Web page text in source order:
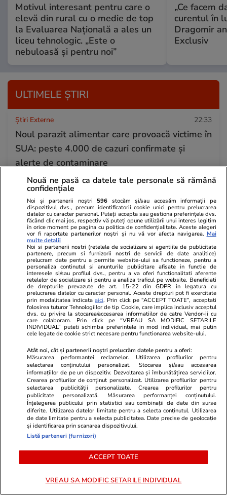
Motivul interesant pentru care o
elevă din rural cu o medie de top
la Evaluarea Națională a ales un
liceu tehnologic. „Este o
nebuloasă și pentru noi”
„Ce facem
curentul în
Dragomir
Exclusiv
ULTIMELE ȘTIRI
Știri Externe 22:33
Noul parazit alimentar care provoacă victime în
SUA: peste 4.000 de cazuri confirmate și
alerte de contaminare
Infrastructura
Drumul Expres Piatra Neamț – Bacău rămâne
blocat în licitație. Firma Precon câștigă o nouă
contestație
Știri Externe 21:34
De ce este Ceuta în centrul unei crize
migraționiste permanente. Miza enclavei
spaniole de la granița cu Marocul
Prima localitate din România în care apa va fi
oprită în fiecare noapte din cauza secetei: „Nu
se poate asigura distribuția apei în regim
continuu”
Citește mai multe
TRENDING
Nouă ne pasă ca datele tale personale să rămână
confidențiale
Noi și partenerii noștri 596 stocăm și/sau accesăm informații pe
dispozitivul dvs., precum identificatorii cookie unici pentru prelucrarea
datelor cu caracter personal. Puteți accepta sau gestiona preferințele dvs.
făcând clic mai jos, respectiv vă puteți opune utilizării unui interes legitim
în orice moment pe pagina cu politica de confidențialitate. Aceste alegeri
vor fi raportate partenerilor noștri și nu vă vor afecta navigarea. Mai
multe detalii
Noi si partenerii nostri (retelele de socializare si agentiile de publicitate
partenere, precum si furnizorii nostri de servicii de date analitice)
prelucram date pentru a permite website-ului sa functioneze, pentru a
personaliza continutul si anunturile publicitare afisate in functie de
interesele si/sau profilul dvs., pentru a va oferi functionalitati aferente
retelelor de socializare si pentru a analiza traficul pe website. Beneficiati
de drepturile prevazute de art. 15-22 din GDPR in legatura cu
prelucrarea datelor cu caracter personal. Aceste drepturi pot fi exercitate
prin modalitatea indicataaici. Prin click pe “ACCEPT TOATE”, acceptati
folosirea tuturor Tehnologiilor de tip Cookie, care implica inclusiv acceptul
dvs. cu privire la stocarea/accesarea informatiilor de catre Vendor-ii cu
care colaboram. Prin click pe “VREAU SA MODIFIC SETARILE
INDIVIDUAL” puteti schimba preferintele in mod individual, mai putin
cele legate de cookie strict necesare pentru functionarea website-ului.
Atât noi, cât și partenerii noștri prelucrăm datele pentru a oferi:
Măsurarea performanței reclamelor. Utilizarea profilurilor pentru
selectarea conținutului personalizat. Stocarea și/sau accesarea
informațiilor de pe un dispozitiv. Dezvoltarea și îmbunătățirea serviciilor.
Crearea profilurilor de conținut personalizat. Utilizarea profilurilor pentru
selectarea publicității personalizate. Crearea profilurilor pentru
publicitate personalizată. Măsurarea performanței conținutului.
Înțelegerea publicului prin statistici sau combinații de date din surse
diferite. Utilizarea datelor limitate pentru a selecta conținutul. Utilizarea
de date limitate pentru a selecta publicitatea. Date precise de geolocație
și identificarea prin scanarea dispozitivului.
Listă parteneri (furnizori)
ACCEPT TOATE
VREAU SA MODIFIC SETARILE INDIVIDUAL